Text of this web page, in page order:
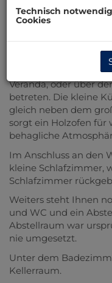
Das
Betonfundament auf
über die Jahre nie im
Sie können das
Veranda, oder über
betreten. Die kleine
gleich neben dem
sorgt ein Holzofen für
behagliche
Im Anschluss an den
kleine Schlafzimmer,
Schlafzimmer
Weiters steht Ihnen
und WC und ein
Abstellraum war
nie umgesetzt.
Unter dem
Kellerraum.
Technisch
Cookies